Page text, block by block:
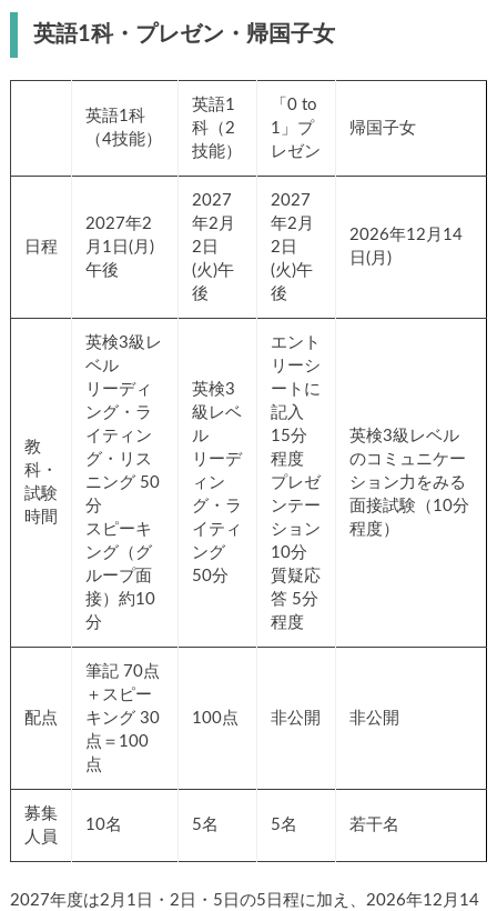
英語1科・プレゼン・帰国子女
英語1科
（4技能）
英語1
科（2
技能）
「0 to
1」プ
レゼン
帰国子女
日程
2027年2
月1日(月)
午後
2027
年2月
2日
(火)午
後
2027
年2月
2日
(火)午
後
2026年12月14
日(月)
教
科・
試験
時間
英検3級レ
ベル
リーディ
ング・ラ
イティン
グ・リス
ニング 50
分
スピーキ
ング（グ
ループ面
接）約10
分
英検3
級レベ
ル
リーデ
ィン
グ・ラ
イティ
ング
50分
エント
リーシ
ートに
記入
15分
程度
プレゼ
ンテー
ション
10分
質疑応
答 5分
程度
英検3級レベル
のコミュニケー
ション力をみる
面接試験（10分
程度）
配点
筆記 70点
＋スピー
キング 30
点＝100
点
100点 非公開 非公開
募集
人員
10名 5名 5名 若干名
2027年度は2月1日・2日・5日の5日程に加え、2026年12月14